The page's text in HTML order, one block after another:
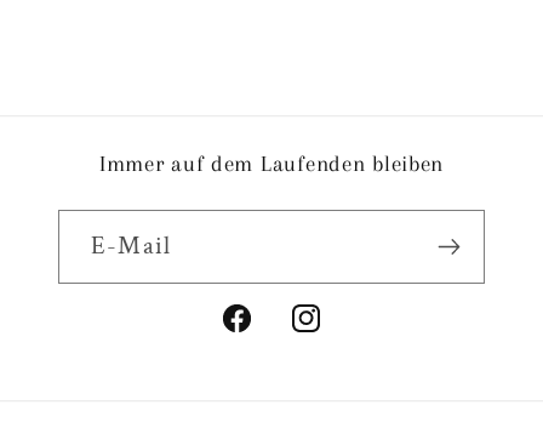
Immer auf dem Laufenden bleiben
E-Mail
FacebookInstagram